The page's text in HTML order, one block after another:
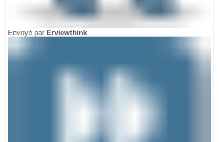
Envoyé par Erviewthink